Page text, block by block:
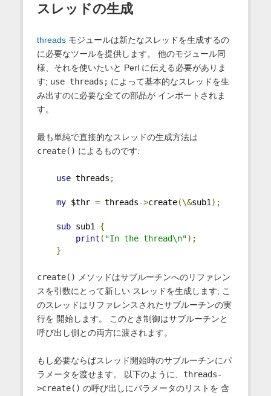
スレッドの生成
threadsモジュールは新たなスレッドを生成するの
に必要なツールを提供します。 他のモジュール同
様、それを使いたいと Perl に伝える必要がありま
す; use threads; によって基本的なスレッドを生
み出すのに必要な全ての部品が インポートされま
す。
最も単純で直接的なスレッドの生成方法は
create() によるものです:
use threads ;
my $thr = threads->create(\&sub1 );
sub sub1 {
print ( "In the thread\n");
}
create()
メソッドはサブルーチンへのリファレン
スを引数にとって新しい スレッドを生成します; こ
のスレッドはリファレンスされたサブルーチンの実
行を 開始します。 このとき制御はサブルーチンと
呼び出し側との両方に渡されます。
もし必要ならばスレッド開始時のサブルーチンにパ
ラメータを渡せます。 以下のように、 threads-
>create() の呼び出しにパラメータのリストを 含